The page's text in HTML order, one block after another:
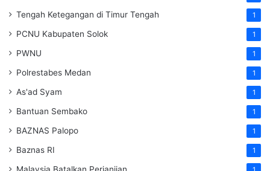
Tengah Ketegangan di Timur Tengah 1
PCNU Kabupaten Solok 1
PWNU 1
Polrestabes Medan 1
As'ad Syam 1
Bantuan Sembako 1
BAZNAS Palopo 1
Baznas RI 1